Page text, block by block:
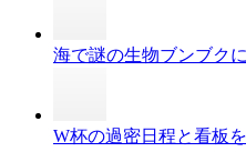
海で謎の生物ブンブク
W杯の過密日程と看板